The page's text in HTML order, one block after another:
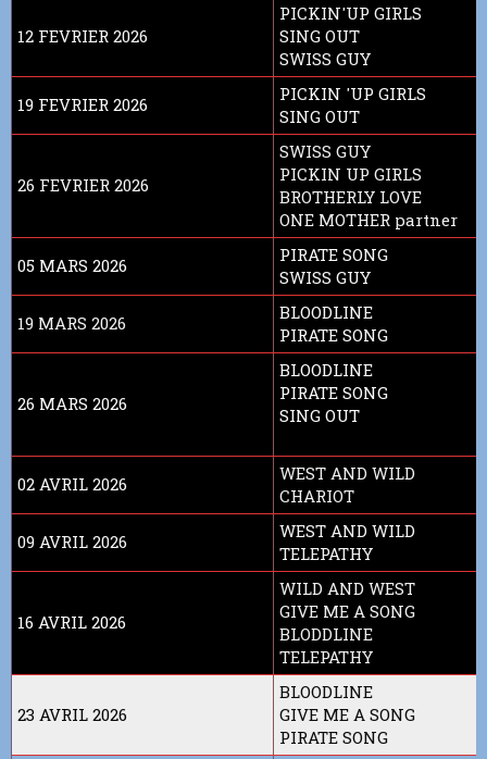
12 FEVRIER 2026
PICKIN'UP GIRLS
SING OUT
SWISS GUY
19 FEVRIER 2026
PICKIN 'UP GIRLS
SING OUT
26 FEVRIER 2026
SWISS GUY
PICKIN UP GIRLS
BROTHERLY LOVE
ONE MOTHER partner
05 MARS 2026
PIRATE SONG
SWISS GUY
19 MARS 2026
BLOODLINE
PIRATE SONG
26 MARS 2026
BLOODLINE
PIRATE SONG
SING OUT
02 AVRIL 2026
WEST AND WILD
CHARIOT
09 AVRIL 2026
WEST AND WILD
TELEPATHY
16 AVRIL 2026
WILD AND WEST
GIVE ME A SONG
BLODDLINE
TELEPATHY
23 AVRIL 2026
BLOODLINE
GIVE ME A SONG
PIRATE SONG